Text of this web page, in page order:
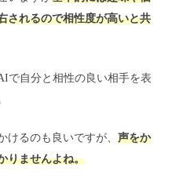
されるので相性度が高いと共
で自分と相性の良い相手を表
けるのも良いですが、 声をか
りませんよね。